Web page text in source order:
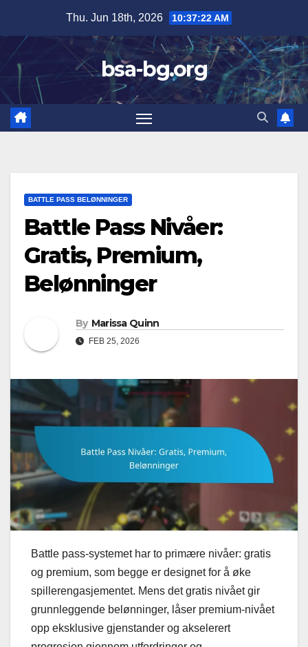
content
Thu. Jun 18th, 2026 10:37:24 AM
bsa-bg.org
BATTLE PASS BELØNNINGER
Battle Pass Nivåer:
Gratis, Premium,
Belønninger
By Marissa Quinn
FEB 25, 2026
Battle pass-systemet har to primære nivåer: gratis
og premium, som begge er designet for å øke
spillerengasjementet. Mens det gratis nivået gir
grunnleggende belønninger, låser premium-nivået
opp eksklusive gjenstander og akselerert